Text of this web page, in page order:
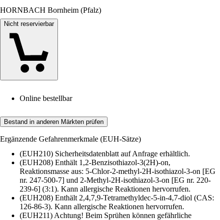
HORNBACH Bornheim (Pfalz)
Nicht reservierbar
Online bestellbar
Bestand in anderen Märkten prüfen
Ergänzende Gefahrenmerkmale (EUH-Sätze)
(EUH210) Sicherheitsdatenblatt auf Anfrage erhältlich.
(EUH208) Enthält 1,2-Benzisothiazol-3(2H)-on,
Reaktionsmasse aus: 5-Chlor-2-methyl-2H-isothiazol-3-on [EG
nr. 247-500-7] und 2-Methyl-2H-isothiazol-3-on [EG nr. 220-
239-6] (3:1). Kann allergische Reaktionen hervorrufen.
(EUH208) Enthält 2,4,7,9-Tetramethyldec-5-in-4,7-diol (CAS:
126-86-3). Kann allergische Reaktionen hervorrufen.
(EUH211) Achtung! Beim Sprühen können gefährliche